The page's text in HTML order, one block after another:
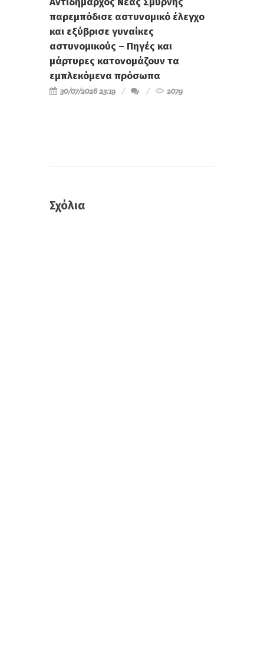
παρεμπόδισε αστυνομικό έλεγχο
και εξύβρισε γυναίκες
αστυνομικούς – Πηγές και
μάρτυρες κατονομάζουν τα
εμπλεκόμενα πρόσωπα
30/07/2026 23:19 2079
Σχόλια